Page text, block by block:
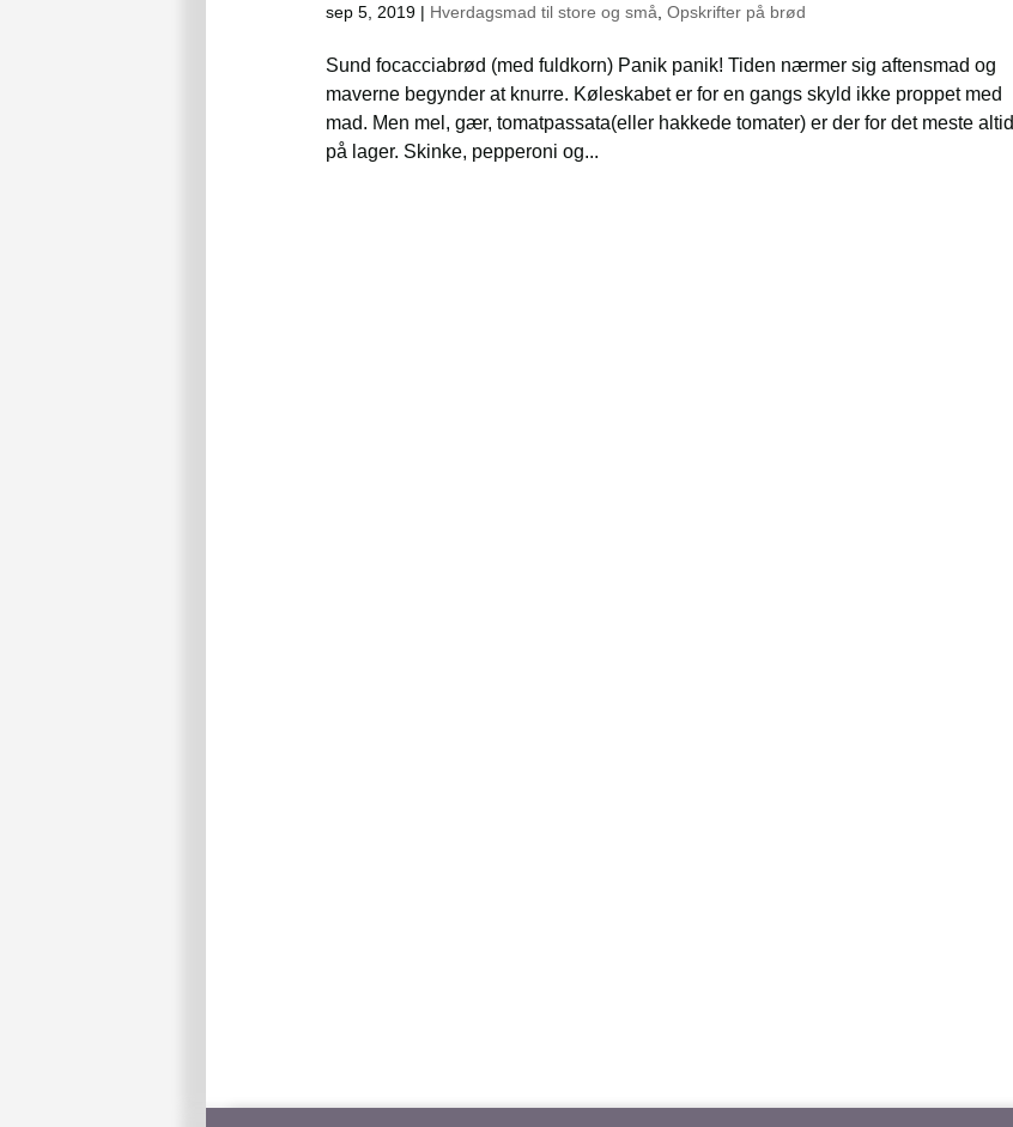
sep 5, 2019 | Hverdagsmad til store og små Opskrifter på brød
Sund focacciabrød (med fuldkorn) Panik panik! Tiden nærmer sig aftensmad og
maverne begynder at knurre. Køleskabet er for en gangs skyld ikke proppet med
mad. Men mel, gær, tomatpassata(eller hakkede tomater) er der for det meste altid
på lager. Skinke, pepperoni og...